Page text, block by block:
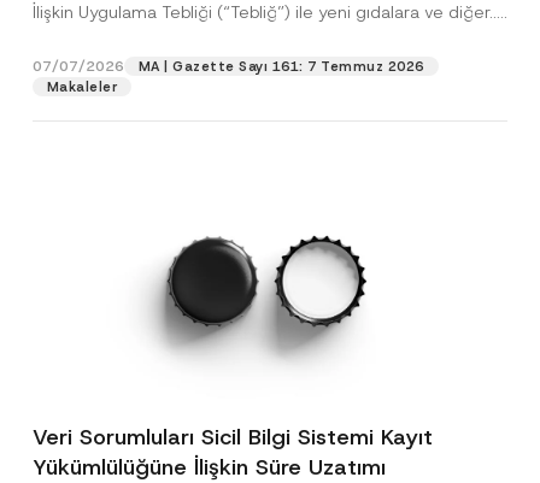
İlişkin Uygulama Tebliği (“Tebliğ”) ile yeni gıdalara ve diğer...
07/07/2026
MA | Gazette Sayı 161: 7 Temmuz 2026
Makaleler
Veri Sorumluları Sicil Bilgi Sistemi Kayıt
Yükümlülüğüne İlişkin Süre Uzatımı